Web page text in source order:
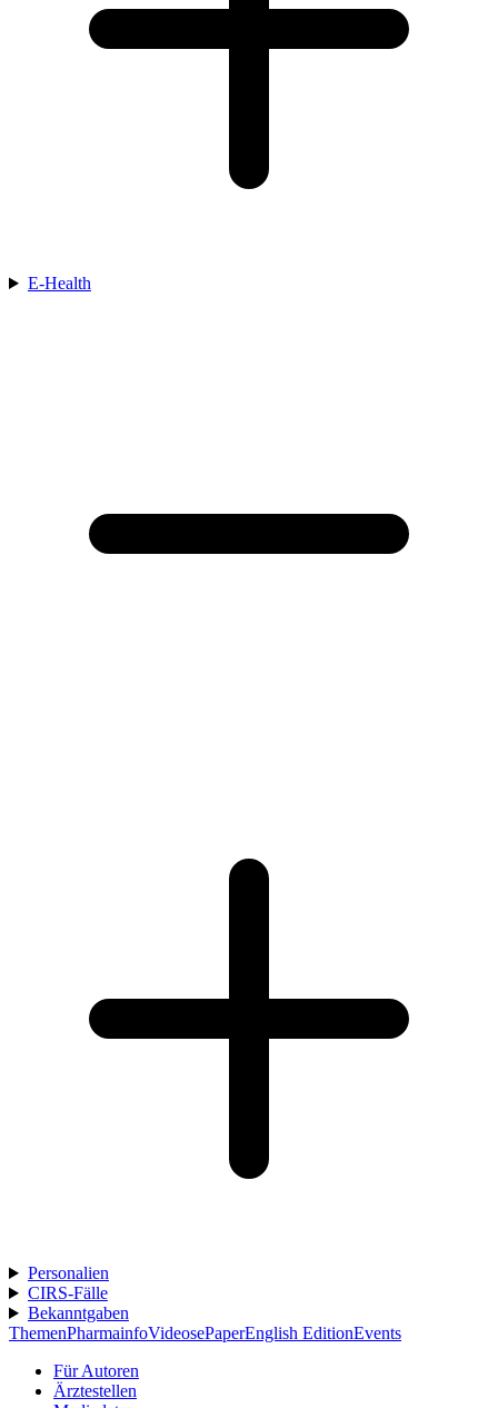
E-Health
Personalien
CIRS-Fälle
Bekanntgaben
ThemenPharmainfoVideosePaperEnglish EditionEvents
Für Autoren
Ärztestellen